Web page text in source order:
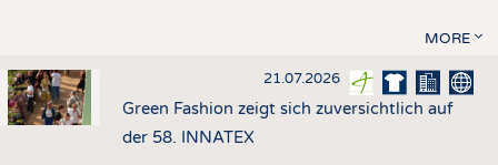
MORE
21.07.2026
Green Fashion zeigt sich zuversichtlich auf
der 58. INNATEX